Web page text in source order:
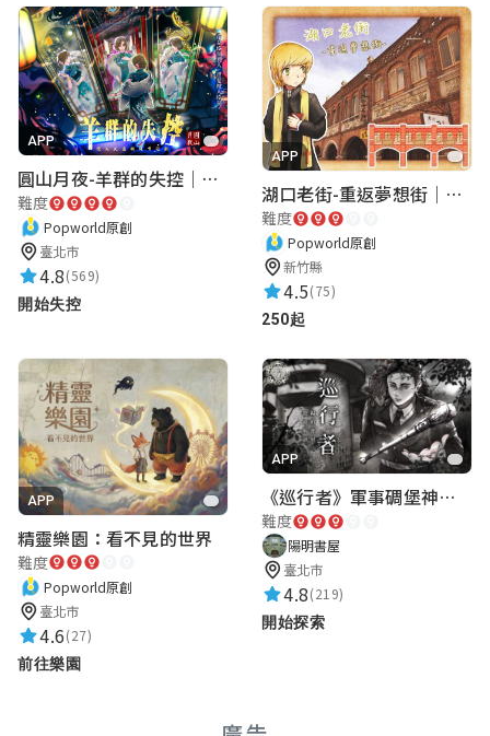
APP
圓山月夜-羊群的失控｜圓山飯店 ARG實境解謎遊戲
難度
Popworld原創
臺北市
4.8(569)
開始失控
APP
湖口老街-重返夢想街｜新竹老街城市解謎
難度
Popworld原創
新竹縣
4.5(75)
250起
APP
精靈樂園：看不見的世界
難度
Popworld原創
臺北市
4.6(27)
前往樂園
APP
《巡行者》軍事碉堡神秘探索｜陽明書屋實境遊戲
難度
陽明書屋
臺北市
4.8(219)
開始探索